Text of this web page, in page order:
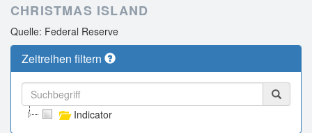
CHRISTMAS ISLAND
Quelle: Federal Reserve
Zeitreihen filtern
Indicator